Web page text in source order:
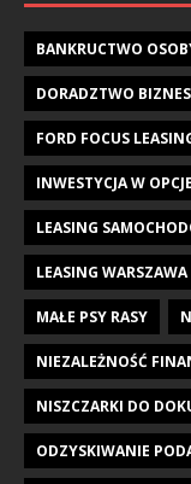
BANKRUCTWO
DORADZTWO
FORD FOCUS
INWESTYCJA W OPCJE
LEASING
LEASING
MAŁE PSY RASY
NIEZALEŻNOŚĆ
NISZCZARKI DO
ODZYSKIWANIE